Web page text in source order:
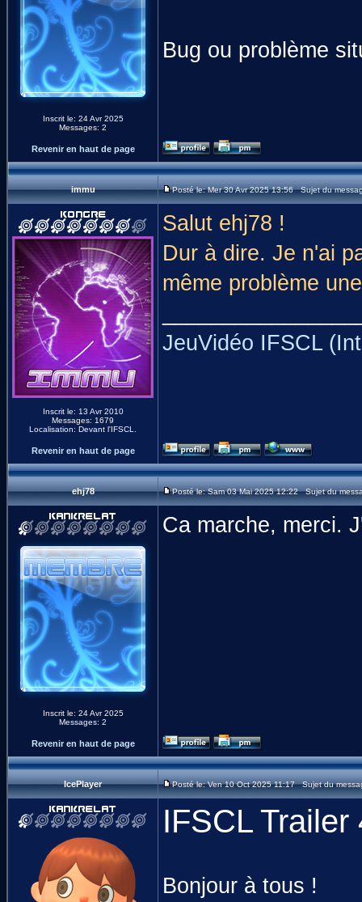
Inscrit le: 24 Avr 2025
Messages: 2
Bug ou problème
Revenir en haut de page
immu Posté le: Mer 30 Avr 2025 13:56 Sujet du
Inscrit le: 13 Avr 2010
Messages: 1679
Localisation: Devant l'IFSCL.
Salut ehj78 !
Dur à dire. Je n'ai
même problème
JeuVidéo IFSCL
Revenir en haut de page
ehj78 Posté le: Sam 03 Mai 2025 12:22 Sujet du
Inscrit le: 24 Avr 2025
Messages: 2
Ca marche, merci.
Revenir en haut de page
IcePlayer Posté le: Ven 10 Oct 2025 11:17 Sujet du
IFSCL Trailer
Bonjour à tous !